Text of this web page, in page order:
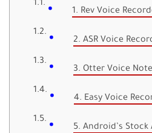
1. Rev Voice
2. ASR Voice
3. Otter Voice
4. Easy Voice
5. Android’s